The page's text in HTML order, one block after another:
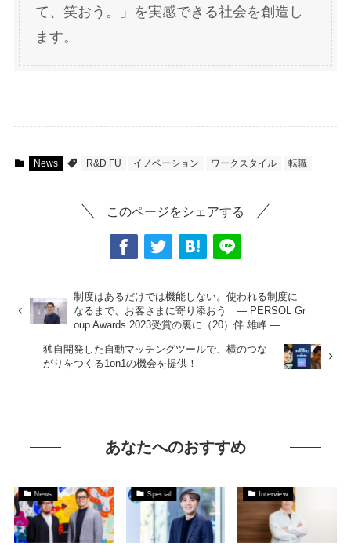
て、笑おう。」を実感できる社会を創造し
ます。
News R&D FU イノベーション ワークスタイル 転職
このページをシェアする
制度はあるだけでは機能しない。使われる制度に
なるまで、お客さまに寄り添おう ― PERSOL Gr
oup Awards 2023受賞の裏に（20）伴 雄峰 ―
独自開発した自動マッチングツールで、横のつな
がりをつくる1on1の機会を提供！
あなたへのおすすめ
News Special Interview